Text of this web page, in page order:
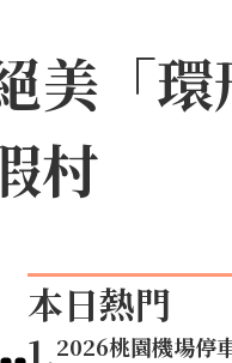
美「
村
本日熱門
1.2026桃園機場停